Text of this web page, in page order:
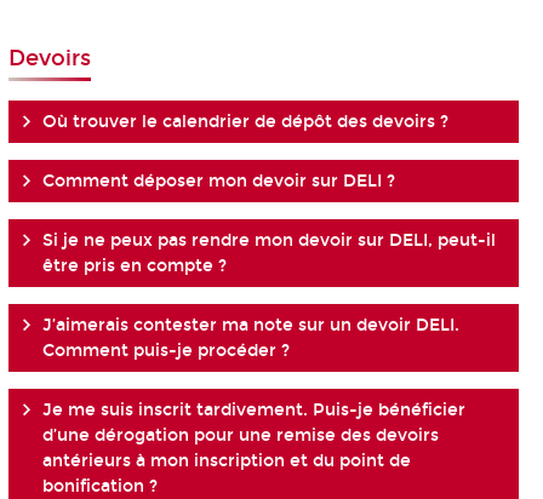
Devoirs
Où trouver le calendrier de dépôt des devoirs ?
Comment déposer mon devoir sur DELI ?
Si je ne peux pas rendre mon devoir sur DELI, peut-il
être pris en compte ?
J’aimerais contester ma note sur un devoir DELI.
Comment puis-je procéder ?
Je me suis inscrit tardivement. Puis-je bénéficier
d’une dérogation pour une remise des devoirs
antérieurs à mon inscription et du point de
bonification ?